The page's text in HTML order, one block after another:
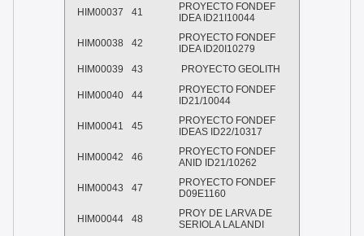
HIM00037 41
PROYECTO FONDEF
IDEA ID21I10044
HIM00038 42
PROYECTO FONDEF
IDEA ID20I10279
HIM00039
43 PROYECTO GEOLITH
HIM00040 44
PROYECTO FONDEF
ID21/10044
HIM00041 45
PROYECTO FONDEF
IDEAS ID22/10317
HIM00042 46
PROYECTO FONDEF
ANID ID21/10262
HIM00043 47
PROYECTO FONDEF
D09E1160
HIM00044 48
PROY DE LARVA DE
SERIOLA LALANDI